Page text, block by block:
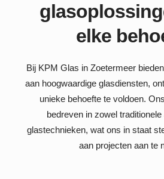
elke
Bij KPM Glas in Zoetermeer
aan hoogwaardige glasdiensten,
unieke behoefte te voldoen.
bedreven in zowel
glastechnieken, wat ons in staat
aan projecten aan te